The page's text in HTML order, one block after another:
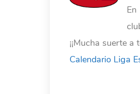
¡¡Mucha suerte
Calendario Liga